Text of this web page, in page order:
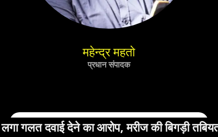
महेन्द्र महतो
प्रधान संपादक
मरीज की बिगड़ी तबियत, हुई शिकायत